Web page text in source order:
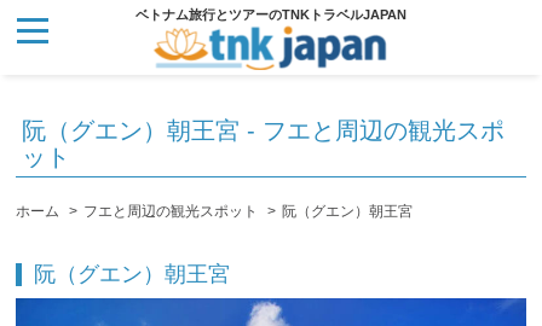
ベトナム旅行とツアーのTNKトラベルJAPAN
阮（グエン）朝王宮 - フエと周辺の観光スポ
ット
ホーム フエと周辺の観光スポット 阮（グエン）朝王宮
阮（グエン）朝王宮